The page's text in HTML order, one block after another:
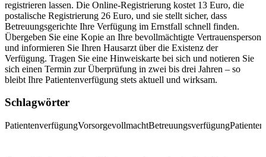
registrieren lassen. Die Online-Registrierung kostet 13 Euro, die
postalische Registrierung 26 Euro, und sie stellt sicher, dass
Betreuungsgerichte Ihre Verfügung im Ernstfall schnell finden.
Übergeben Sie eine Kopie an Ihre bevollmächtigte Vertrauensperson
und informieren Sie Ihren Hausarzt über die Existenz der
Verfügung. Tragen Sie eine Hinweiskarte bei sich und notieren Sie
sich einen Termin zur Überprüfung in zwei bis drei Jahren – so
bleibt Ihre Patientenverfügung stets aktuell und wirksam.
Schlagwörter
PatientenverfügungVorsorgevollmachtBetreuungsverfügung